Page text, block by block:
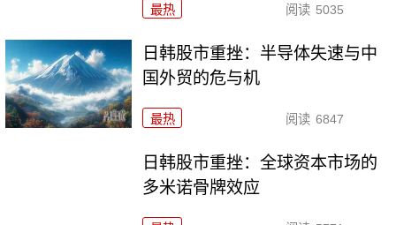
最热 阅读 5035
日韩股市重挫：半导体失速与中
国外贸的危与机
最热 阅读 6847
日韩股市重挫：全球资本市场的
多米诺骨牌效应